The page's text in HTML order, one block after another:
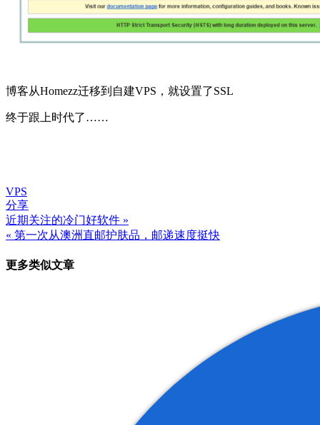
博客从Homezz迁移到自建VPS，就设置了SSL
终于跟上时代了……
VPS
分享
文
章
导
近期关注的冷门好软件 »
« 第一次从澳洲直邮护肤品，邮递速度挺快
更多类似文章